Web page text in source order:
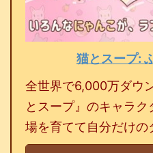
猫とスープ:
全世界で6,000万ダウ
とスープ』のキャラ
場を育てて自分だけの